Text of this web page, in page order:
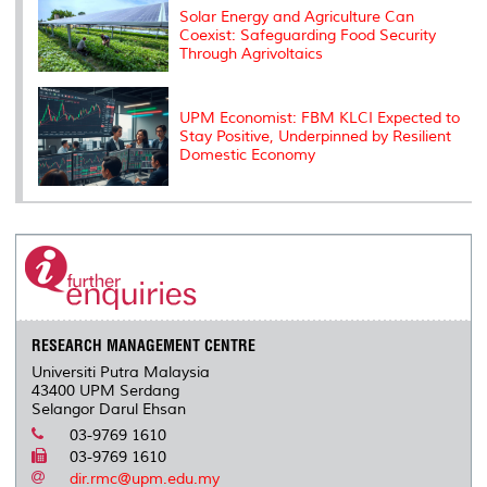
Solar Energy and Agriculture Can
Coexist: Safeguarding Food Security
Through Agrivoltaics
UPM Economist: FBM KLCI Expected to
Stay Positive, Underpinned by Resilient
Domestic Economy
RESEARCH MANAGEMENT CENTRE
Universiti Putra Malaysia
43400 UPM Serdang
Selangor Darul Ehsan
03-9769 1610
03-9769 1610
dir.rmc@upm.edu.my